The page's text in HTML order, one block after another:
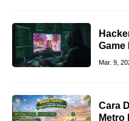
Game
Mar. 9,
Cara
Metro